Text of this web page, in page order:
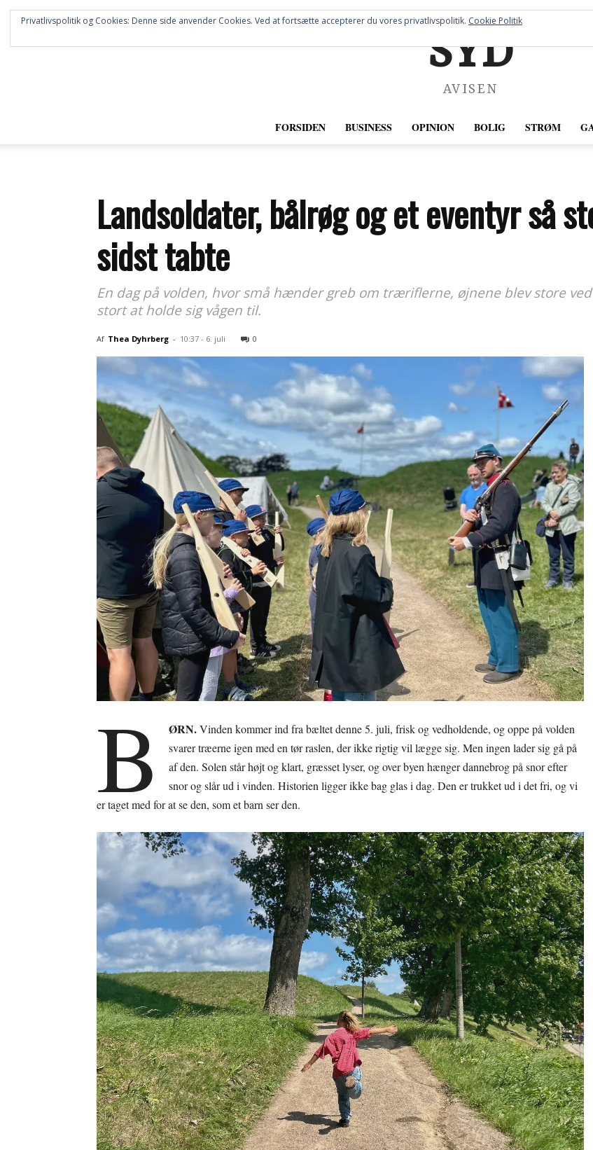
SYD
AVISEN
FORSIDEN BUSINESS OPINION BOLIG STRØM
Landsoldater, bålrøg og et eventyr så
sidst tabte
En dag på volden, hvor små hænder greb om træriflerne, øjnene blev store
stort at holde sig vågen til.
Af Thea Dyhrberg - 10:37 - 6. juli 0
B ØRN.Vinden kommer ind fra bæltet denne 5. juli, frisk og vedholdende, og oppe på volden
svarer træerne igen med en tør raslen, der ikke rigtig vil lægge sig. Men ingen lader sig gå på
af den. Solen står højt og klart, græsset lyser, og over byen hænger dannebrog på snor efter
snor og slår ud i vinden. Historien ligger ikke bag glas i dag. Den er trukket ud i det fri, og vi
er taget med for at se den, som et barn ser den.
Privatlivspolitik og Cookies: Denne side anvender Cookies. Ved at fortsætte accepterer du vores privatlivspolitik. Cookie Politik